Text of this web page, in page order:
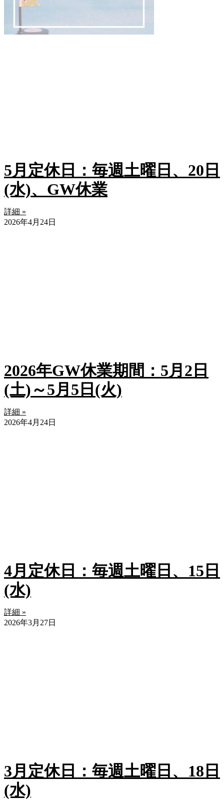
5月定休日：毎週土曜日、20日
(水)、GW休業
詳細 »
2026年4月24日
2026年GW休業期間：5月2日
(土)～5月5日(火)
詳細 »
2026年4月24日
4月定休日：毎週土曜日、15日
(水)
詳細 »
2026年3月27日
3月定休日：毎週土曜日、18日
(水)